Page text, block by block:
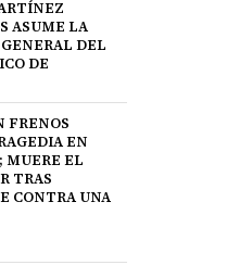
ASUME LA
DEL
DE
FRENOS
EN
MUERE EL
TRAS
CONTRA UNA